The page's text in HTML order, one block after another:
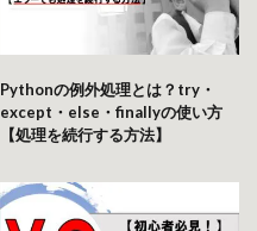
Pythonの例外処理とは？try・
except・else・finallyの使い方
【処理を続行する方法】